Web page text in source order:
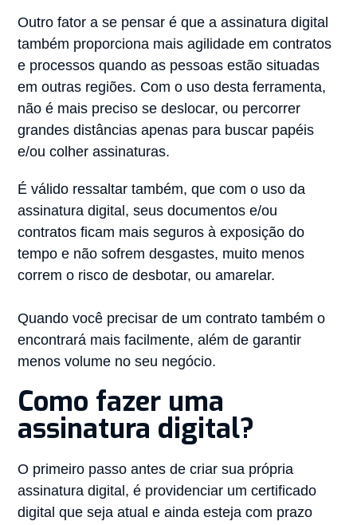
Outro fator a se pensar é que a assinatura digital
também proporciona mais agilidade em contratos
e processos quando as pessoas estão situadas
em outras regiões. Com o uso desta ferramenta,
não é mais preciso se deslocar, ou percorrer
grandes distâncias apenas para buscar papéis
e/ou colher assinaturas.
É válido ressaltar também, que com o uso da
assinatura digital, seus documentos e/ou
contratos ficam mais seguros à exposição do
tempo e não sofrem desgastes, muito menos
correm o risco de desbotar, ou amarelar.
Quando você precisar de um contrato também o
encontrará mais facilmente, além de garantir
menos volume no seu negócio.
Como fazer uma
assinatura digital?
O primeiro passo antes de criar sua própria
assinatura digital, é providenciar um certificado
digital que seja atual e ainda esteja com prazo